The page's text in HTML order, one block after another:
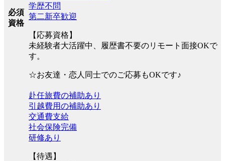
必須
資格
学歴不問
第二新卒歓迎
【応募資格】
未経験者大活躍中、履歴書不要のリモート面接OKで
す。
☆お友達・恋人同士でのご応募もOKです♪
赴任旅費の補助あり
引越費用の補助あり
交通費支給
社会保険完備
研修あり
【待遇】